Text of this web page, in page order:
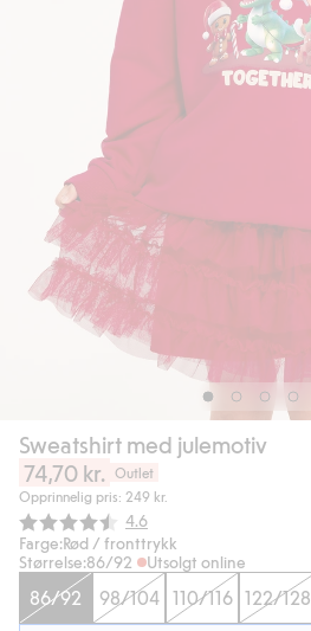
Sweatshirt med julemotiv
74,70 kr. Outlet
Opprinnelig pris: 249 kr.
Gjennomsnittskarakter:
4.6
Farge:Rød / fronttrykk
Størrelse:86/92 Utsolgt online
86/92 98/104 110/116 122/128